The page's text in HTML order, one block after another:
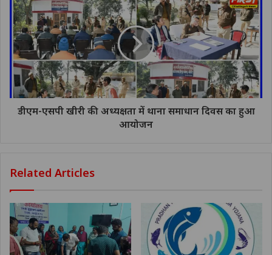
डीएम-एसपी खीरी की अध्यक्षता में थाना समाधान दिवस का हुआ
आयोजन
Related Articles